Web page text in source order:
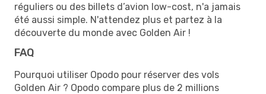
réguliers ou des billets d’avion low-cost, n'a jamais
été aussi simple. N'attendez plus et partez à la
découverte du monde avec Golden Air !
FAQ
Pourquoi utiliser Opodo pour réserver des vols
Golden Air ? Opodo compare plus de 2 millions